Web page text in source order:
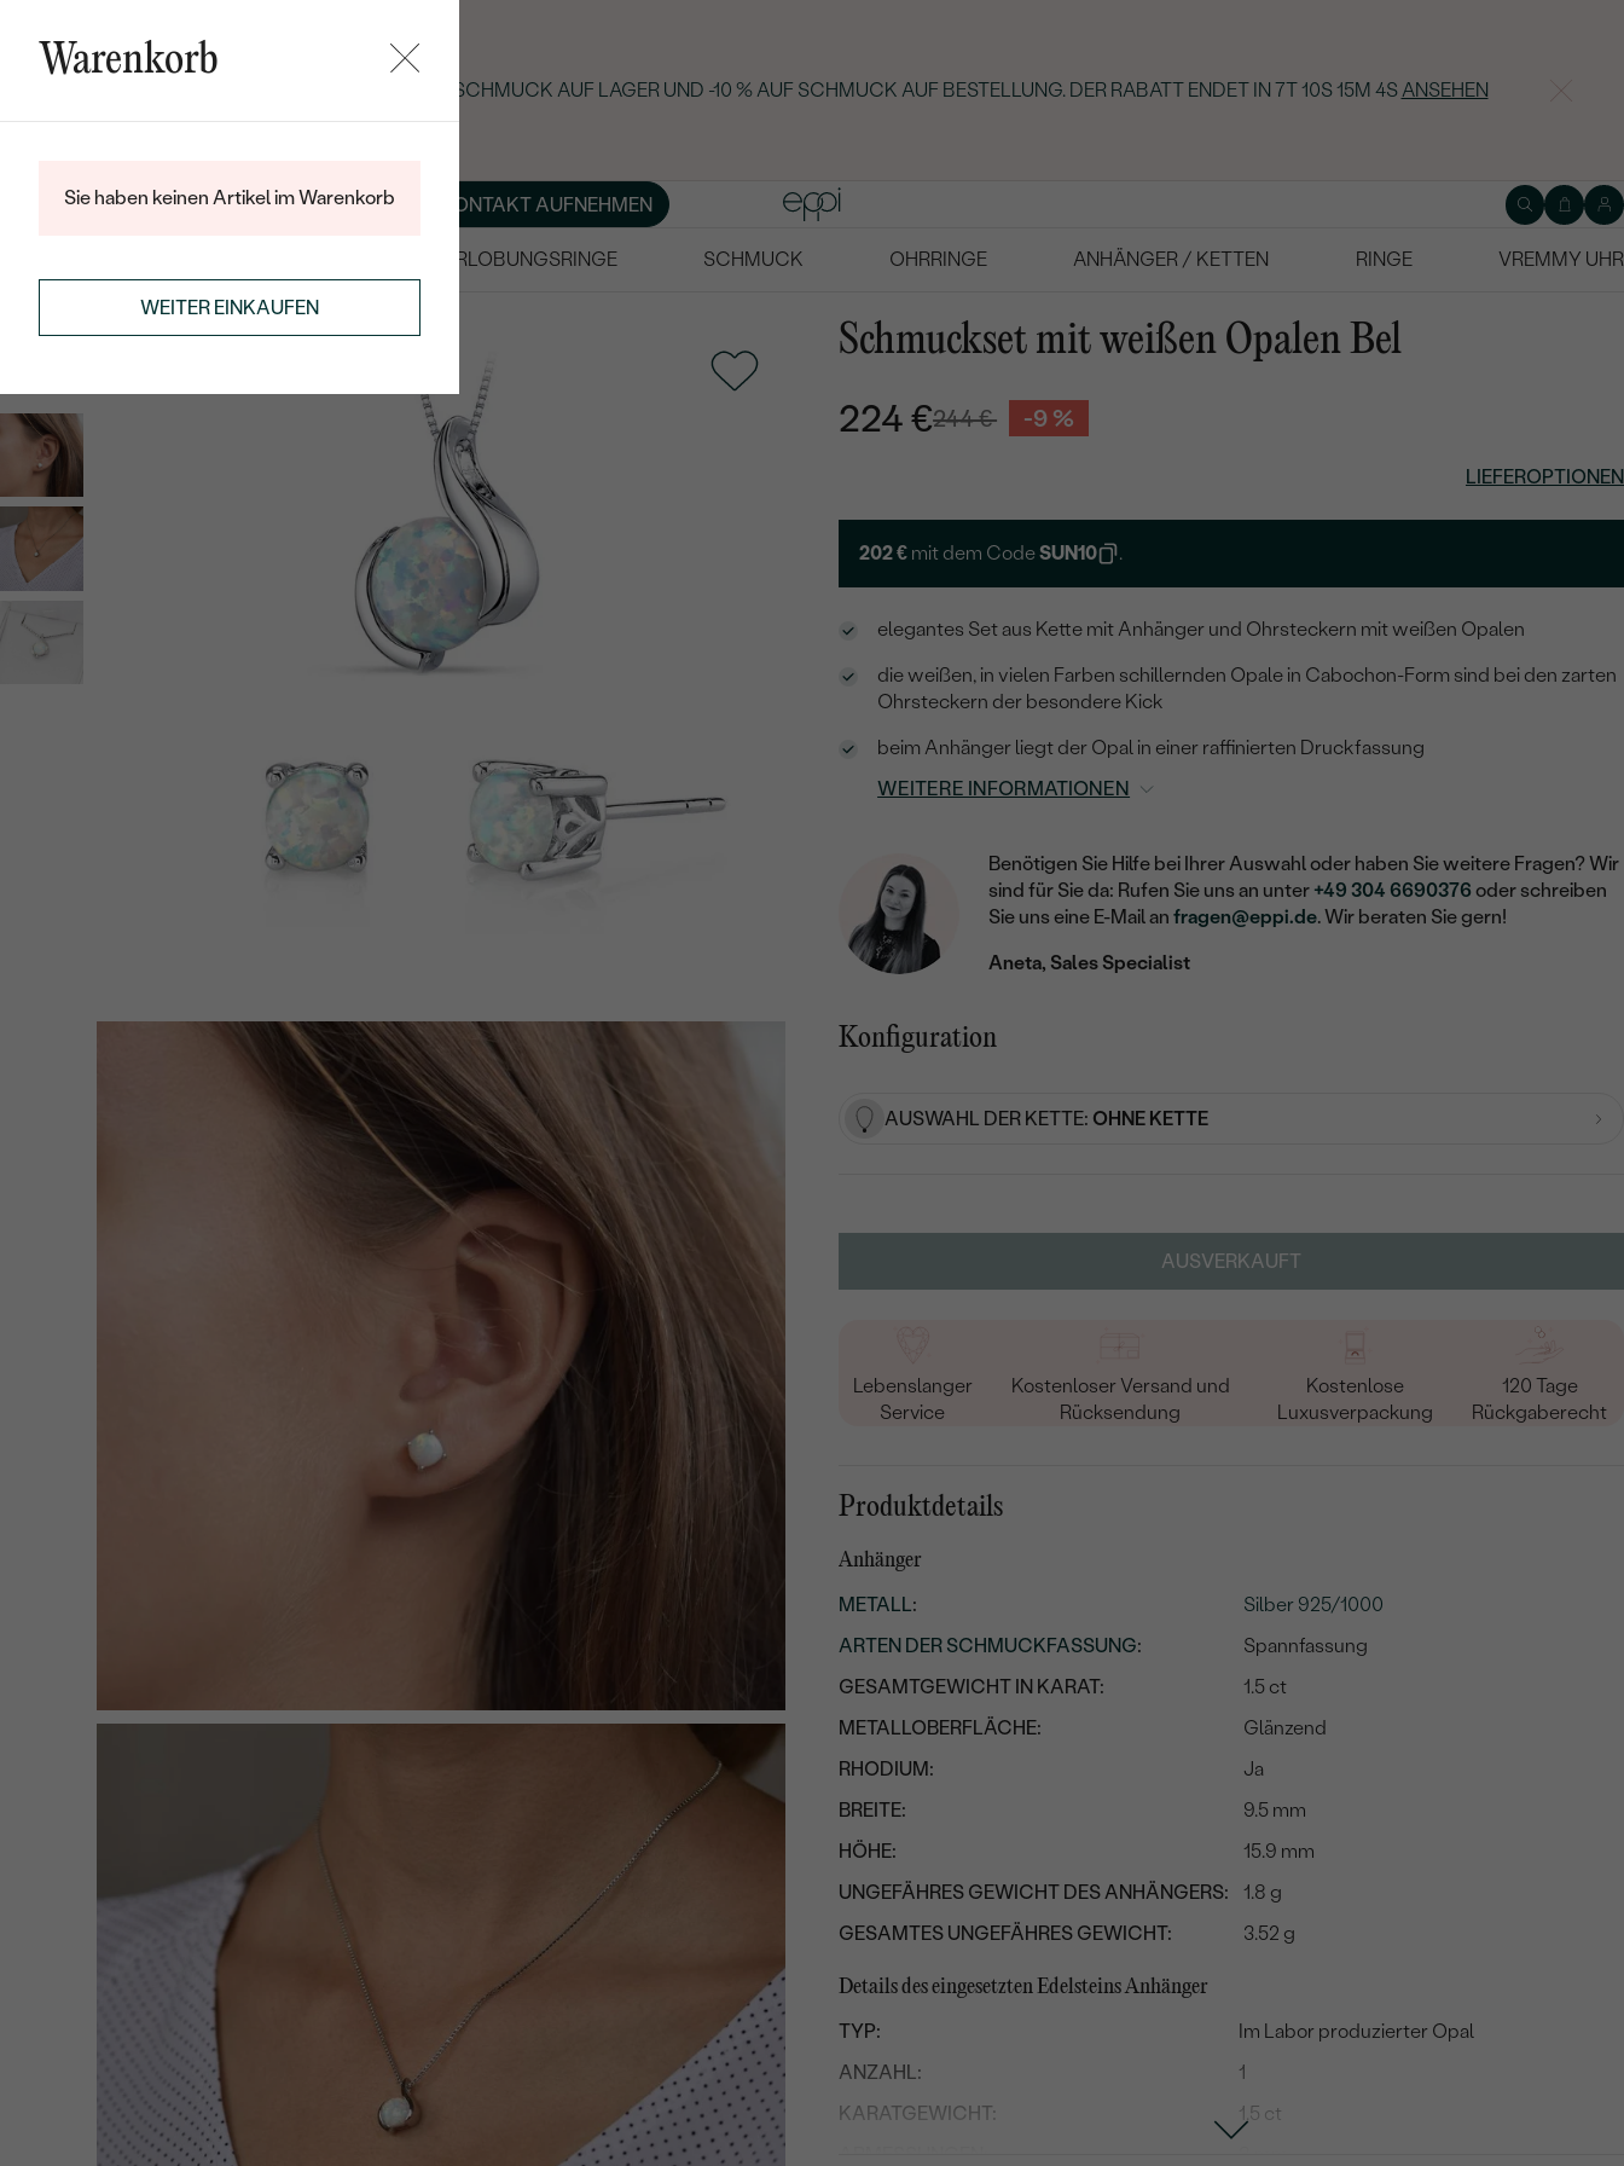
SOMMER-BLACK-FRIDAY: -25 % AUF SCHMUCK AUF LAGER UND -10 % AUF SCHMUCK AUF BESTELLUNG. DER RABATT ENDET IN 7T 10S 15M 3SANSEHEN
ÜBER UNS MAGAZINSCHMUCK NACH MASS KONTAKT AUFNEHMEN
VERLOBUNGSRINGE SCHMUCK OHRRINGE ANHÄNGER / KETTEN RINGE
VREMMY UHR
SILBERSCHMUCK-SETS
Schmuckset mit weißen Opalen Bel
224 €244 € -9 %
LIEFEROPTIONEN
202 € mit dem CodeSUN10 .
elegantes Set aus Kette mit Anhänger und Ohrsteckern mit weißen Opalen
die weißen, in vielen Farben schillernden Opale in Cabochon-Form sind bei den zarten
Ohrsteckern der besondere Kick
beim Anhänger liegt der Opal in einer raffinierten Druckfassung
WEITERE INFORMATIONEN
Benötigen Sie Hilfe bei Ihrer Auswahl oder haben Sie weitere Fragen? Wir
sind für Sie da: Rufen Sie uns an unter +49 304 6690376 oder schreiben
Sie uns eine E-Mail anfragen@eppi.de. Wir beraten Sie gern!
Aneta, Sales Specialist
Konfiguration
AUSWAHL DER KETTE: OHNE KETTE
AUSVERKAUFT
Lebenslanger
Service
Kostenloser Versand und
Rücksendung
Kostenlose
Luxusverpackung
120 Tage
Rückgaberecht
Produktdetails
Anhänger
METALL:
Silber 925/1000
ARTEN DER SCHMUCKFASSUNG:
Spannfassung
GESAMTGEWICHT IN KARAT:
1.5 ct
METALLOBERFLÄCHE:
Glänzend
RHODIUM:
Ja
BREITE:
9.5 mm
HÖHE:
15.9 mm
UNGEFÄHRES GEWICHT DES ANHÄNGERS:
1.8 g
GESAMTES UNGEFÄHRES GEWICHT:
3.52 g
Details des eingesetzten Edelsteins Anhänger
TYP:
Im Labor produzierter Opal
ANZAHL:
1
KARATGEWICHT:
1.5 ct
Warenkorb
Sie haben keinen Artikel im Warenkorb
WEITER EINKAUFEN